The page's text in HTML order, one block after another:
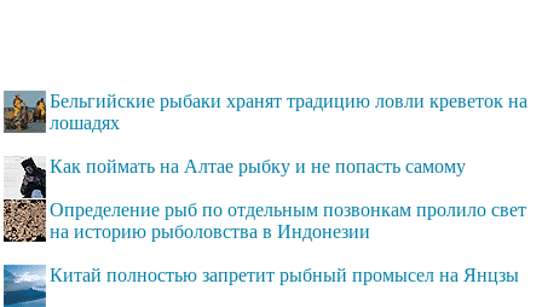
Бельгийские рыбаки хранят традицию ловли креветок на
лошадях
Как поймать на Алтае рыбку и не попасть самому
Определение рыб по отдельным позвонкам пролило свет
на историю рыболовства в Индонезии
Китай полностью запретит рыбный промысел на Янцзы